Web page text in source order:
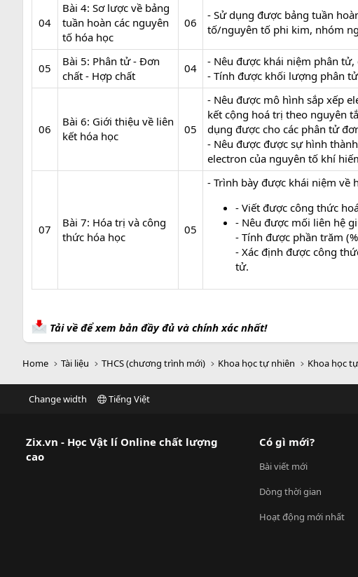
04​
Bài 4: Sơ lược về bảng
tuần hoàn các nguyên
tố hóa học
06​
- Sử dụng được bảng tuần
tố/nguyên tố phi kim, nhóm
05​
Bài 5: Phân tử - Đơn
chất - Hợp chất
04​
- Nêu được khái niệm phân
- Tính được khối lượng phân
06​
Bài 6: Giới thiệu về liên
kết hóa học
05​
- Nêu được mô hình sắp xếp
kết cộng hoá trị theo nguyên
dụng được cho các phân tử
- Nêu được được sự hình
electron của nguyên tố khí
07​
Bài 7: Hóa trị và công
thức hóa học
05​
- Trình bày được khái niệm về
- Viết được công thức
- Nêu được mối liên hệ
- Tính được phần trăm
- Xác định được công
tử.
Tải về để xem bản đầy đủ và chính xác nhất!
Home Tài liệu THCS (chương trình mới) Khoa học tự nhiên Khoa học
Change width Tiếng Việt
Zix.vn - Học Vật lí Online chất lượng
cao
Có gì mới?
Bài viết mới
Dòng thời gian
Hoạt động mới nhất